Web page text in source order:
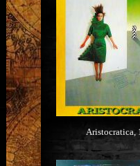
Aristocratica,